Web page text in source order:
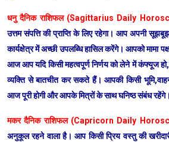
धनु दैनिक राशिफल (Sagittarius Daily
उत्तम संपत्ति की प्राप्ति के लिए रहेगा। आप अपनी
कार्यक्षेत्र में अच्छी उपलब्धि हासिल करेंगे। आपको मामा
आज आप यदि किसी महत्वपूर्ण निर्णय को लेने में कंफ्यूज
व्यक्ति से बातचीत कर सकते हैं। आपकी किसी
आज पूरी होगी और आपके मित्रों के साथ घनिष्ठ संबंध रहेंगे।
मकर दैनिक राशिफल (Capricorn Daily
अनुकूल रहने वाला है। आप किसी प्रिय वस्तु की